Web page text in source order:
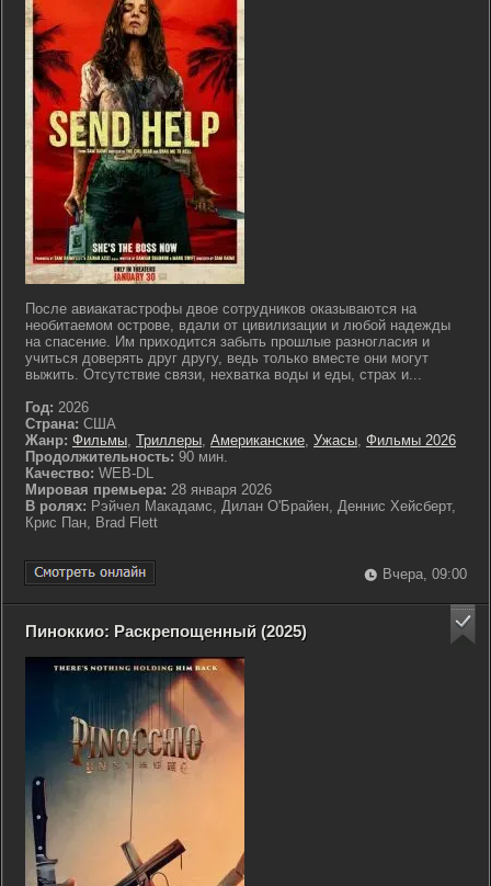
После авиакатастрофы двое сотрудников оказываются на
необитаемом острове, вдали от цивилизации и любой надежды
на спасение. Им приходится забыть прошлые разногласия и
учиться доверять друг другу, ведь только вместе они могут
выжить. Отсутствие связи, нехватка воды и еды, страх и...
Год: 2026
Страна: США
Жанр: Фильмы, Триллеры, Американские, Ужасы, Фильмы 2026
Продолжительность: 90 мин.
Качество: WEB-DL
Мировая премьера: 28 января 2026
В ролях: Рэйчел Макадамс, Дилан О'Брайен, Деннис Хейсберт,
Крис Пан, Brad Flett
Вчера, 09:00
Пиноккио: Раскрепощенный (2025)